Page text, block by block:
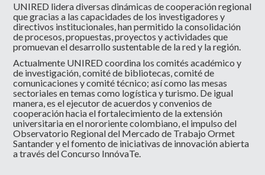
UNIRED lidera diversas dinámicas de cooperación regional
que gracias a las capacidades de los investigadores y
directivos institucionales, han permitido la consolidación
de procesos, propuestas, proyectos y actividades que
promuevan el desarrollo sustentable de la red y la región.
Actualmente UNIRED coordina los comités académico y
de investigación, comité de bibliotecas, comité de
comunicaciones y comité técnico; así como las mesas
sectoriales en temas como logística y turismo. De igual
manera, es el ejecutor de acuerdos y convenios de
cooperación hacia el fortalecimiento de la extensión
universitaria en el nororiente colombiano, el impulso del
Observatorio Regional del Mercado de Trabajo Ormet
Santander y el fomento de iniciativas de innovación abierta
a través del Concurso InnóvaTe.